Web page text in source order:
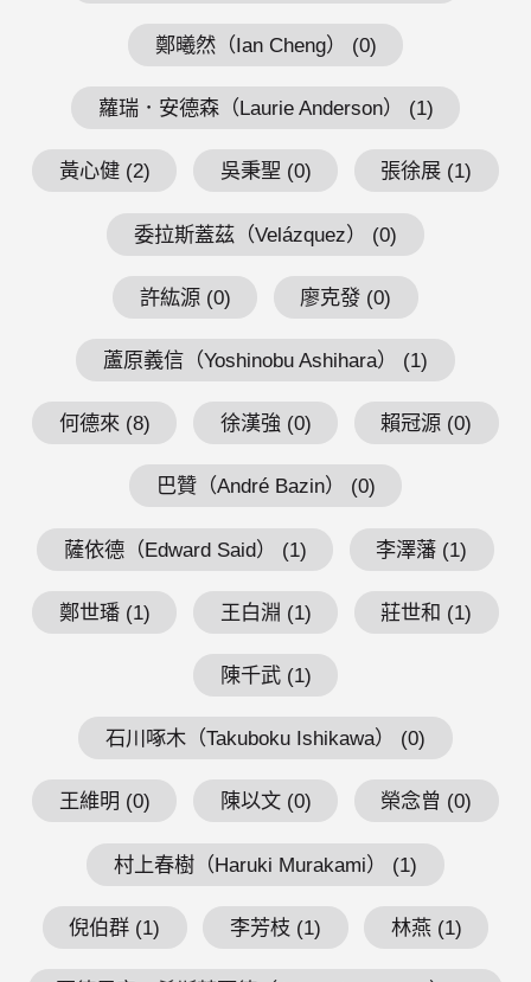
鄭曦然（Ian Cheng） (0)
蘿瑞．安德森（Laurie Anderson） (1)
黃心健 (2) 吳秉聖 (0) 張徐展 (1)
委拉斯蓋茲（Velázquez） (0)
許紘源 (0) 廖克發 (0)
蘆原義信（Yoshinobu Ashihara） (1)
何德來 (8) 徐漢強 (0) 賴冠源 (0)
巴贊（André Bazin） (0)
薩依德（Edward Said） (1) 李澤藩 (1)
鄭世璠 (1) 王白淵 (1) 莊世和 (1)
陳千武 (1)
石川啄木（Takuboku Ishikawa） (0)
王維明 (0) 陳以文 (0) 榮念曾 (0)
村上春樹（Haruki Murakami） (1)
倪伯群 (1) 李芳枝 (1) 林燕 (1)